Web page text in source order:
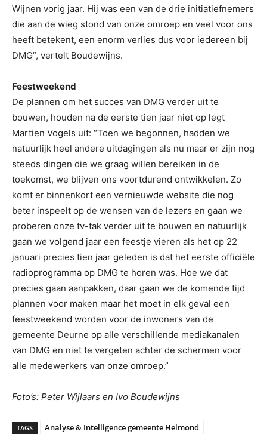
Wijnen vorig jaar. Hij was een van de drie initiatiefnemers
die aan de wieg stond van onze omroep en veel voor ons
heeft betekent, een enorm verlies dus voor iedereen bij
DMG”, vertelt Boudewijns.
Feestweekend
De plannen om het succes van DMG verder uit te
bouwen, houden na de eerste tien jaar niet op legt
Martien Vogels uit: “Toen we begonnen, hadden we
natuurlijk heel andere uitdagingen als nu maar er zijn nog
steeds dingen die we graag willen bereiken in de
toekomst, we blijven ons voortdurend ontwikkelen. Zo
komt er binnenkort een vernieuwde website die nog
beter inspeelt op de wensen van de lezers en gaan we
proberen onze tv-tak verder uit te bouwen en natuurlijk
gaan we volgend jaar een feestje vieren als het op 22
januari precies tien jaar geleden is dat het eerste officiële
radioprogramma op DMG te horen was. Hoe we dat
precies gaan aanpakken, daar gaan we de komende tijd
plannen voor maken maar het moet in elk geval een
feestweekend worden voor de inwoners van de
gemeente Deurne op alle verschillende mediakanalen
van DMG en niet te vergeten achter de schermen voor
alle medewerkers van onze omroep.”
Foto’s: Peter Wijlaars en Ivo Boudewijns
TAGS
Analyse & Intelligence gemeente Helmond